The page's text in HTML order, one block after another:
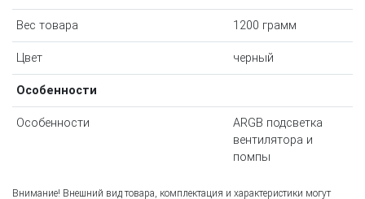
Вес товара 1200 грамм
Цвет черный
Особенности
Особенности
ARGB подсветка
вентилятора и
помпы
Внимание! Внешний вид товара, комплектация и характеристики могут